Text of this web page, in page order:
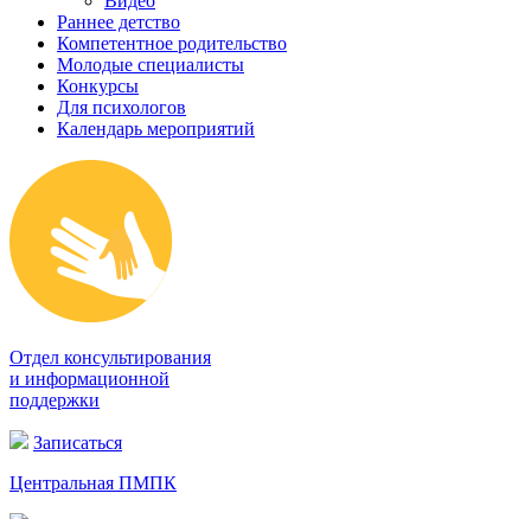
Раннее детство
Компетентное родительство
Молодые специалисты
Конкурсы
Для психологов
Календарь мероприятий
Отдел консультирования
и информационной
поддержки
Записаться
Центральная ПМПК